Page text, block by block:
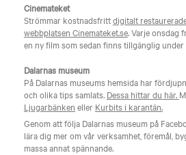
Cinemateket
Strömmar kostnadsfrittdigitalt
webbplatsen Cinemateket.se. Varje onsdag
en ny film som sedan finns tillgänglig under
Dalarnas museum
På Dalarnas museums hemsida har
och olika tips samlats. Dessa hittar du här.
Ljugarbänken eller Kurbits i karantän.
Genom att följa Dalarnas museum på
lära dig mer om vår verksamhet, föremål,
massa annat spännande.